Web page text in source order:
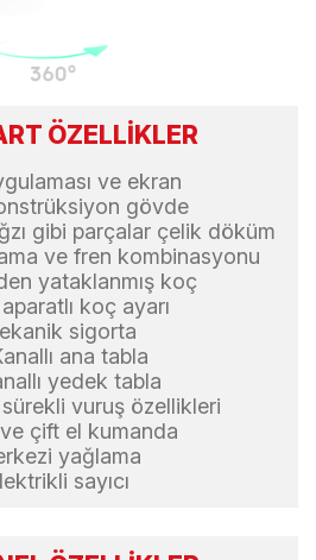
ÖZELLİKLER
ve ekran
gövde
gibi parçalar çelik döküm
ve fren kombinasyonu
yataklanmış koç
aparatlı koç ayarı
sigorta
ana tabla
yedek tabla
vuruş özellikleri
çift el kumanda
yağlama
sayıcı